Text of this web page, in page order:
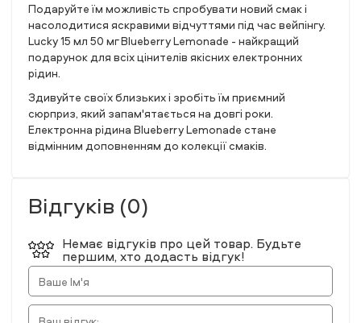
Подаруйте їм можливість спробувати новий смак і
насолодитися яскравими відчуттями під час вейпінгу.
Lucky 15 мл 50 мг Blueberry Lemonade - найкращий
подарунок для всіх цінителів якісних електронних
рідин.
Здивуйте своїх близьких і зробіть їм приємний
сюрприз, який запам'ятається на довгі роки.
Електронна рідина Blueberry Lemonade стане
відмінним доповненням до колекції смаків.
Відгуків (0)
Немає відгуків про цей товар. Будьте
першим, хто додасть відгук!